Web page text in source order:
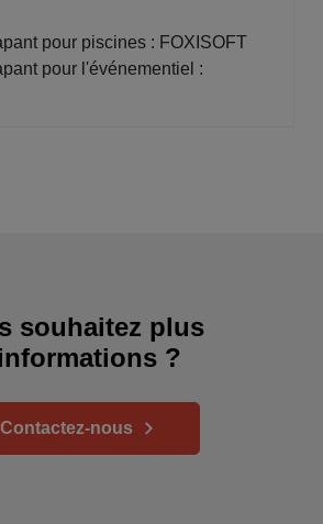
pour piscines : FOXISOFT
pour l'événementiel :
souhaitez plus
?
Contactez-nous